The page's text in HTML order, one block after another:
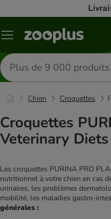
Menu
Rechercher
des
produits
Chien Croquettes
Croquettes
Veterinary
Les croquettes PURINA PRO
nutritionnel à votre chien en cas
urinaires, les problèmes
mobilité, les maladies gastro-
générales :